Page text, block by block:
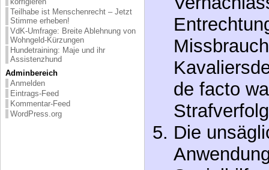
Teilhabe ist Menschenrecht – Jetzt
Stimme erheben!
VdK-Umfrage: Breite Ablehnung von
Wohngeld-Kürzungen
Hundetraining: Maje und ihr
Assistenzhund
Adminbereich
Anmelden
Eintrags-Feed
Kommentar-Feed
WordPress.org
de facto
Die